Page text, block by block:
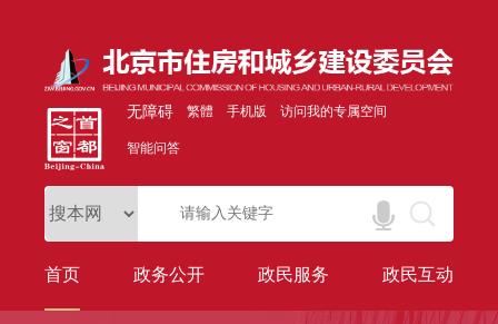
无障碍 繁體 手机版 访问我的专属空间
智能问答
首页 政务公开 政民服务 政民互动